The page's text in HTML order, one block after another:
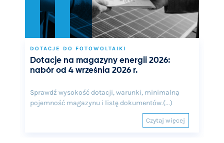
DOTACJE DO FOTOWOLTAIKI
Dotacje na magazyny energii 2026:
nabór od 4 września 2026 r.
Sprawdź wysokość dotacji, warunki, minimalną
pojemność magazynu i listę dokumentów.(...)
Czytaj więcej